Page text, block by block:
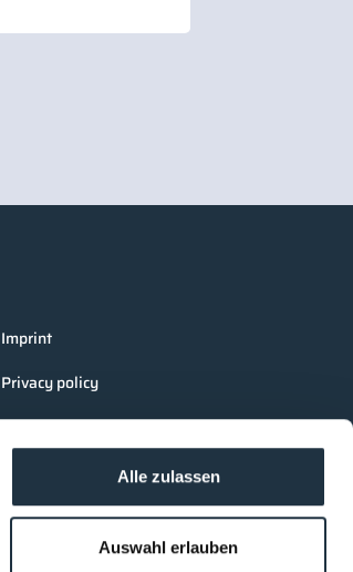
Alle zulassen
Auswahl erlauben
Imprint
Privacy policy
Terms and Conditions Cleanroom
Processes
AGB LOUNGES Exhibitors